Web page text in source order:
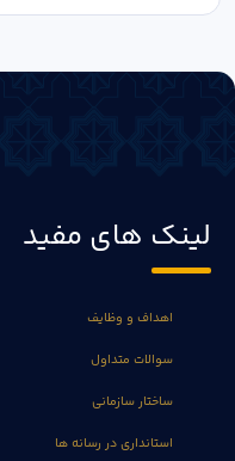
لینک های مفید
اهداف و وظایف
سوالات متداول
ساختار سازمانی
استانداری در رسانه ها